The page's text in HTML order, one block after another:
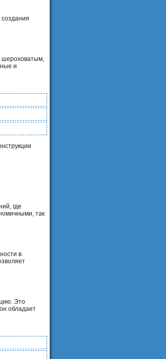
шероховатым,
и
где
так
в
Это
обладает